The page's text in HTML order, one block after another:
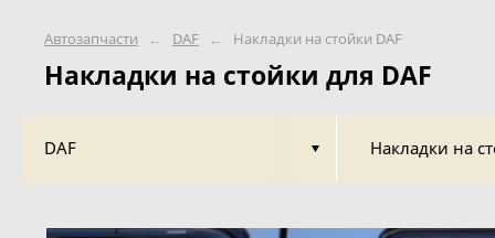
Автозапчасти ← DAF ← Накладки на стойки DAF
Накладки на стойки для DAF
DAF Накладки на